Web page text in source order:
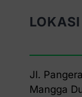
LOKASI
Jl.
Mangga